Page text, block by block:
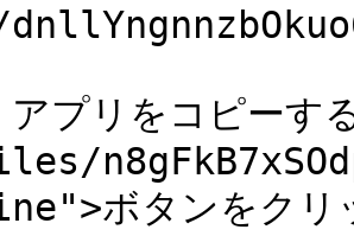
リをコピーす
ボタンをクリ